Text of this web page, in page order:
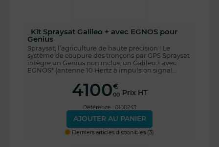
Kit Spraysat Galileo + avec EGNOS pour
Genius
Spraysat, l’agriculture de haute précision ! Le
système de coupure des tronçons par GPS Spraysat
intègre un Genius non inclus, un Galileo + avec
EGNOS* (antenne 10 Hertz à impulsion signal...
4100€
00 Prix HT
Référence : 0100243
AJOUTER AU PANIER
Derniers articles disponibles (3)